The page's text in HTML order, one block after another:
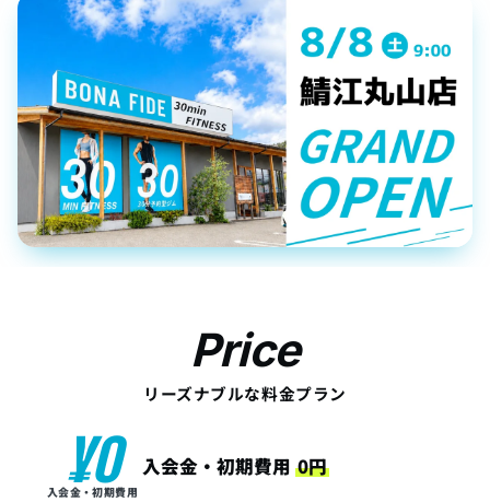
Price
リーズナブルな料金プラン
¥0
入会金・初期費用
入会金・初期費用0円